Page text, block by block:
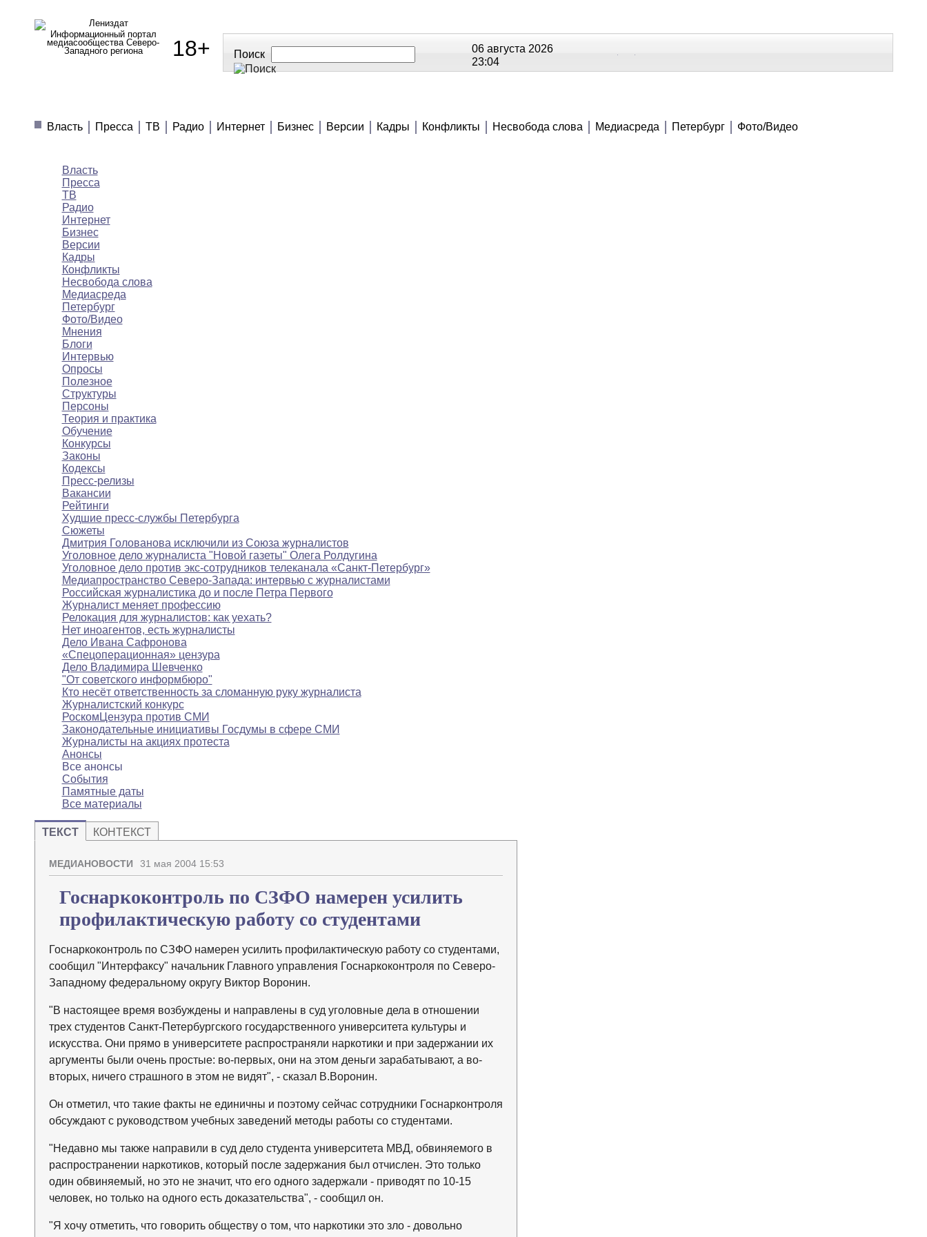
Информационный портал
медиасообщества Северо-
Западного региона
18+ Поиск
06 августа 2026
23:04
Власть
Пресса ТВ Радио Интернет Бизнес Версии Кадры Конфликты Несвобода слова Медиасреда Петербург Фото/Видео
Власть
Пресса
ТВ
Радио
Интернет
Бизнес
Версии
Кадры
Конфликты
Несвобода слова
Медиасреда
Петербург
Фото/Видео
Мнения
Блоги
Интервью
Опросы
Полезное
Структуры
Персоны
Теория и практика
Обучение
Конкурсы
Законы
Кодексы
Пресс-релизы
Вакансии
Рейтинги
Худшие пресс-службы Петербурга
Сюжеты
Дмитрия Голованова исключили из Союза журналистов
Уголовное дело журналиста "Новой газеты" Олега Ролдугина
Уголовное дело против экс-сотрудников телеканала «Санкт-Петербург»
Медиапространство Северо-Запада: интервью с журналистами
Российская журналистика до и после Петра Первого
Журналист меняет профессию
Релокация для журналистов: как уехать?
Нет иноагентов, есть журналисты
Дело Ивана Сафронова
«Спецоперационная» цензура
Дело Владимира Шевченко
"От советского информбюро"
Кто несёт ответственность за сломанную руку журналиста
Журналистский конкурс
РоскомЦензура против СМИ
Законодательные инициативы Госдумы в сфере СМИ
Журналисты на акциях протеста
Анонсы
Все анонсы
События
Памятные даты
Все материалы
ТЕКСТ КОНТЕКСТ
МЕДИАНОВОСТИ 31 мая 2004 15:53
Госнаркоконтроль по СЗФО намерен усилить
профилактическую работу со студентами
Госнаркоконтроль по СЗФО намерен усилить профилактическую работу со студентами,
сообщил "Интерфаксу" начальник Главного управления Госнаркоконтроля по Северо-
Западному федеральному округу Виктор Воронин.
"В настоящее время возбуждены и направлены в суд уголовные дела в отношении
трех студентов Санкт-Петербургского государственного университета культуры и
искусства. Они прямо в университете распространяли наркотики и при задержании их
аргументы были очень простые: во-первых, они на этом деньги зарабатывают, а во-
вторых, ничего страшного в этом не видят", - сказал В.Воронин.
Он отметил, что такие факты не единичны и поэтому сейчас сотрудники Госнарконтроля
обсуждают с руководством учебных заведений методы работы со студентами.
"Недавно мы также направили в суд дело студента университета МВД, обвиняемого в
распространении наркотиков, который после задержания был отчислен. Это только
один обвиняемый, но это не значит, что его одного задержали - приводят по 10-15
человек, но только на одного есть доказательства", - сообщил он.
"Я хочу отметить, что говорить обществу о том, что наркотики это зло - довольно